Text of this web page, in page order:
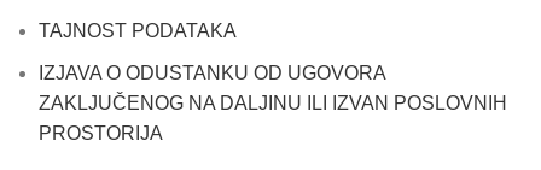
TAJNOST PODATAKA
IZJAVA O ODUSTANKU OD UGOVORA
ZAKLJUČENOG NA DALJINU ILI IZVAN POSLOVNIH
PROSTORIJA